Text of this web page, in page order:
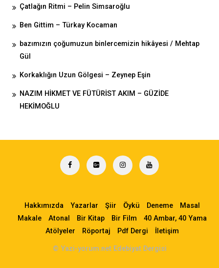
Çatlağın Ritmi – Pelin Simsaroğlu
Ben Gittim – Türkay Kocaman
bazımızın çoğumuzun binlercemizin hikâyesi / Mehtap
Gül
Korkaklığın Uzun Gölgesi – Zeynep Eşin
NAZIM HİKMET VE FÜTÜRİST AKIM – GÜZİDE
HEKİMOĞLU
Hakkımızda Yazarlar Şiir Öykü Deneme
Masal
Makale
Atonal Bir Kitap Bir Film
40 Ambar, 40 Yama
Atölyeler
Röportaj Pdf Dergi İletişim
© Yazi-yorum.net Edebiyat Dergisi